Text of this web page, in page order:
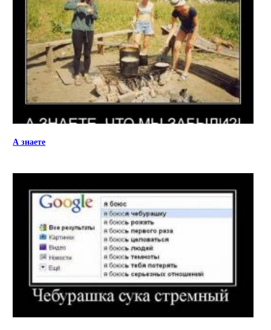
А знаете